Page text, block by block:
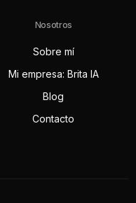
Nosotros
Sobre mí
Mi empresa: Brita IA
Blog
Contacto